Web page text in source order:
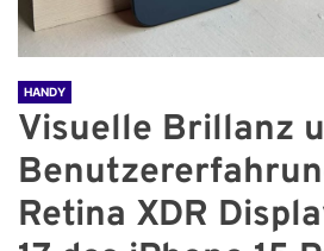
HANDY
Visuelle Brillanz
Retina XDR